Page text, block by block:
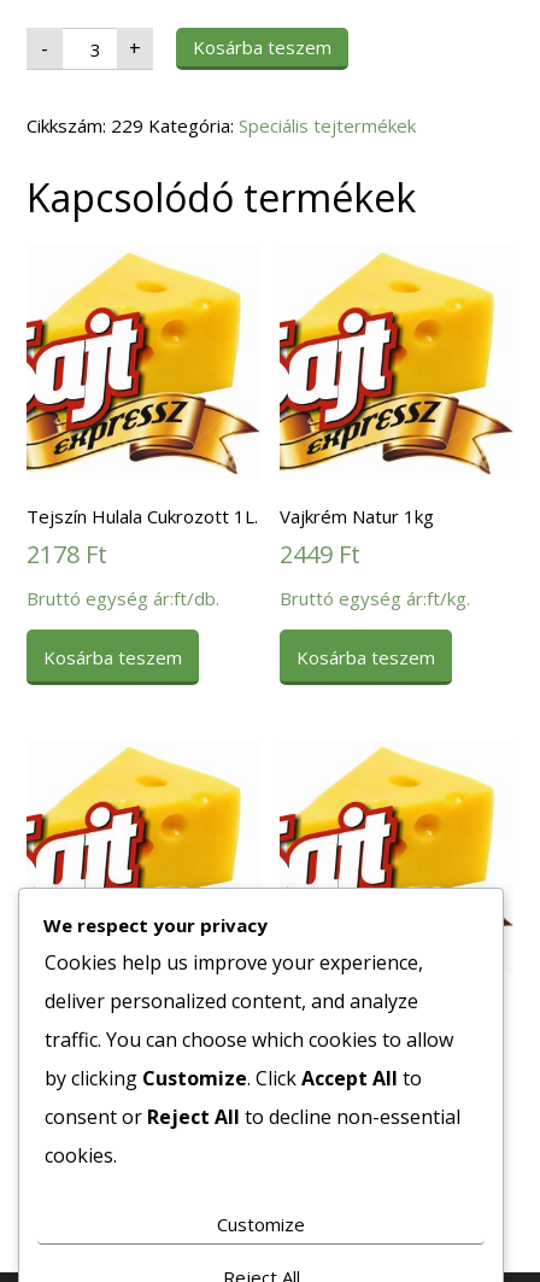
- S.
Goldi
(élelmiszer
+ Kosárba teszem
Cikkszám: 229 Kategória:Speciális tejtermékek
Kapcsolódó termékek
Tejszín Hulala Cukrozott 1L.
2178 Ft
Bruttó egység ár:ft/db.
Kosárba teszem
Vajkrém Natur 1kg
2449 Ft
Bruttó egység ár:ft/kg.
Kosárba teszem
Tejszín ^May day^ főző 1L.
1340Ft
Bruttó egység ár:ft/lit.
Kosárba teszem
Sajt Kisteleki Krémfehér
4kg/vödör B
3043Ft
Bruttó egység ár:ft/kg.
We respect your privacy
Cookies help us improve your experience,
deliver personalized content, and analyze
traffic. You can choose which cookies to allow
by clicking Customize. ClickAccept All to
consent or Reject All to decline non-essential
cookies.
Customize
Reject All